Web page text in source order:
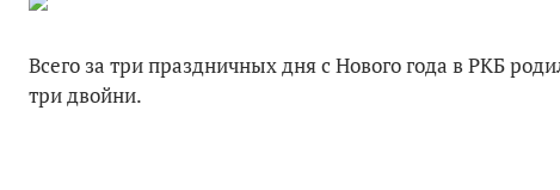
Всего за три праздничных дня с Нового года в РКБ
три двойни.